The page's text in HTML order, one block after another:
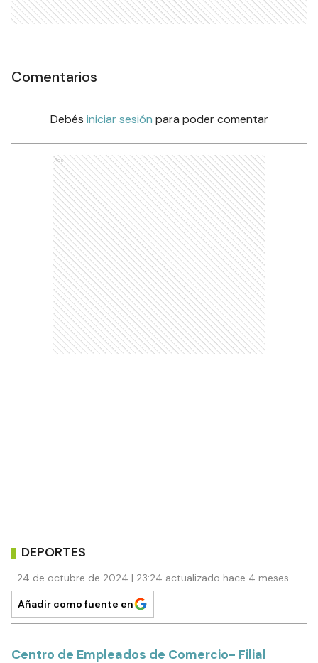
Comentarios
Debés iniciar sesión para poder comentar
Ads
DEPORTES
24 de octubre de 2024 | 23:24 actualizado hace 4 meses
Añadir como fuente en
Centro de Empleados de Comercio- Filial